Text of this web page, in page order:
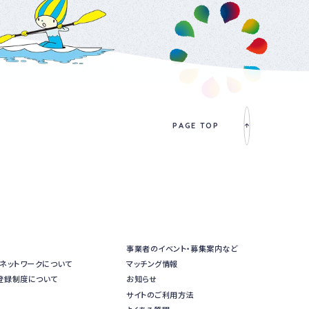
PAGE TOP
ットワークについて
録制度について
事業者のイベント・募集案内など
マッチング情報
お知らせ
サイトのご利用方法